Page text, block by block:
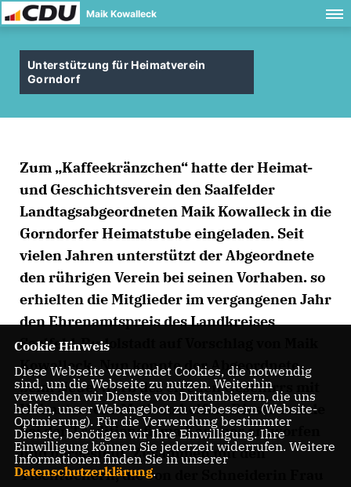
Maik Kowalleck
Unterstützung für Heimatverein
Gorndorf
Zum „Kaffeekränzchen“ hatte der Heimat-
und Geschichtsverein den Saalfelder
Landtagsabgeordneten Maik Kowalleck in die
Gorndorfer Heimatstube eingeladen. Seit
vielen Jahren unterstützt der Abgeordnete
den rührigen Verein bei seinen Vorhaben. so
erhielten die Mitglieder im vergangenen Jahr
den Ehrenamtspreis des Landkreises
Saalfeld-Rudolstadt auf Vorschlag von Maik
Kowalleck. Nun konnte der Abgeordnete
beim Neuerwerb des eigenen Geschirrs mit
Heimatverein-Motiven helfen. Dieses wurde
bei der Traditionsfirma Kämmer entworfen
und hergestellt. Zusammen mit den
Tischtüchern, die von der Schneiderin Frau
Cookie Hinweis
Diese Webseite verwendet Cookies, die notwendig
sind, um die Webseite zu nutzen. Weiterhin
verwenden wir Dienste von Drittanbietern, die uns
helfen, unser Webangebot zu verbessern (Website-
Optmierung). Für die Verwendung bestimmter
Dienste, benötigen wir Ihre Einwilligung. Ihre
Einwilligung können Sie jederzeit widerrufen. Weitere
Informationen finden Sie in unserer
Datenschutzerklärung.